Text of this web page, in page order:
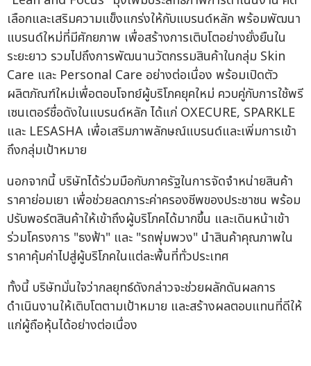
เลือกและเสริมความแข็งแกร่งให้กับแบรนด์หลัก พร้อมพัฒนา
แบรนด์ใหม่ที่มีศักยภาพ เพื่อสร้างการเติบโตอย่างยั่งยืนใน
ระยะยาว รวมไปถึงการพัฒนานวัตกรรมสินค้าในกลุ่ม Skin
Care และ Personal Care อย่างต่อเนื่อง พร้อมเปิดตัว
ผลิตภัณฑ์ใหม่เพื่อตอบโจทย์ผู้บริโภคยุคใหม่ ควบคู่กับการใช้พรี
เซนเตอร์ชื่อดังในแบรนด์หลัก ได้แก่ OXECURE, SPARKLE
และ LESASHA เพื่อเสริมภาพลักษณ์แบรนด์และเพิ่มการเข้า
ถึงกลุ่มเป้าหมาย
นอกจากนี้ บริษัทได้ร่วมมือกับภาครัฐในการจัดจำหน่ายสินค้า
ราคาย่อมเยา เพื่อช่วยลดภาระค่าครองชีพของประชาชน พร้อม
ปรับพอร์ตสินค้าให้เข้าถึงผู้บริโภคได้มากขึ้น และเดินหน้าเข้า
ร่วมโครงการ "ธงฟ้า" และ "รถพุ่มพวง" นำสินค้าคุณภาพใน
ราคาคุ้มค่าไปสู่ผู้บริโภคในแต่ละพื้นที่ทั่วประเทศ
ทั้งนี้ บริษัทมั่นใจว่ากลยุทธ์ดังกล่าวจะช่วยผลักดันผลการ
ดำเนินงานให้เติบโตตามเป้าหมาย และสร้างผลตอบแทนที่ดีให้
แก่ผู้ถือหุ้นได้อย่างต่อเนื่อง